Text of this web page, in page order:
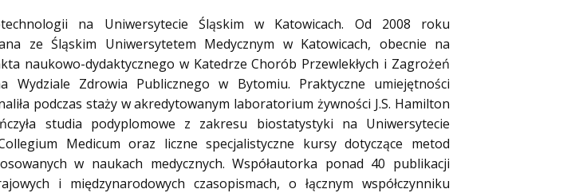
na Uniwersytecie Śląskim w Katowicach. Od 2008 roku
ze Śląskim Uniwersytetem Medycznym w Katowicach, obecnie na
naukowo-dydaktycznego w Katedrze Chorób Przewlekłych i Zagrożeń
Wydziale Zdrowia Publicznego w Bytomiu. Praktyczne umiejętności
podczas staży w akredytowanym laboratorium żywności J.S. Hamilton
studia podyplomowe z zakresu biostatystyki na Uniwersytecie
Medicum oraz liczne specjalistyczne kursy dotyczące metod
w naukach medycznych. Współautorka ponad 40 publikacji
i międzynarodowych czasopismach, o łącznym współczynniku